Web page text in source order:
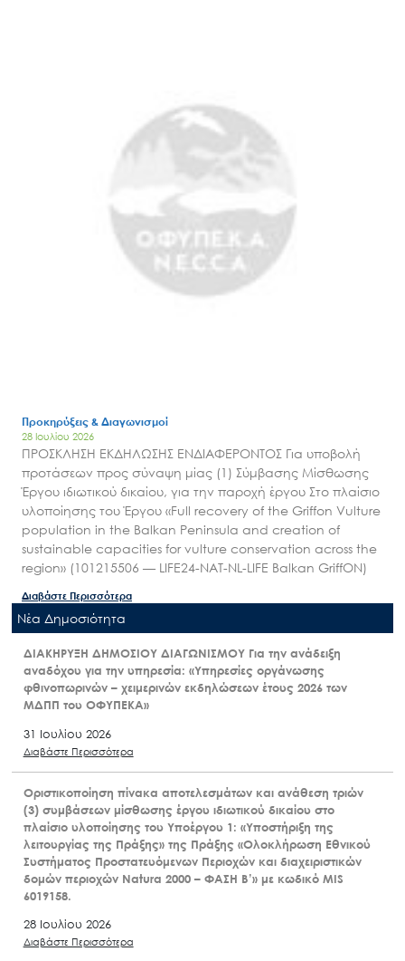
Προκηρύξεις & Διαγωνισμοί
28 Ιουλίου 2026
ΠΡΟΣΚΛΗΣΗ ΕΚΔΗΛΩΣΗΣ ΕΝΔΙΑΦΕΡΟΝΤΟΣ Για υποβολή
προτάσεων προς σύναψη μίας (1) Σύμβασης Μίσθωσης
Έργου ιδιωτικού δικαίου, για την παροχή έργου Στο πλαίσιο
υλοποίησης του Έργου «Full recovery of the Griffon Vulture
population in the Balkan Peninsula and creation of
sustainable capacities for vulture conservation across the
region» (101215506 — LIFE24-NAT-NL-LIFE Balkan GriffON)
Διαβάστε Περισσότερα
Nέα Δημοσιότητα
ΔΙΑΚΗΡΥΞΗ ΔΗΜΟΣΙΟΥ ΔΙΑΓΩΝΙΣΜΟΥ Για την ανάδειξη
αναδόχου για την υπηρεσία: «Υπηρεσίες οργάνωσης
φθινοπωρινών – χειμερινών εκδηλώσεων έτους 2026 των
ΜΔΠΠ του ΟΦΥΠΕΚΑ»
31 Ιουλίου 2026
Διαβάστε Περισσότερα
Οριστικοποίηση πίνακα αποτελεσμάτων και ανάθεση τριών
(3) συμβάσεων μίσθωσης έργου ιδιωτικού δικαίου στο
πλαίσιο υλοποίησης του Υποέργου 1: «Υποστήριξη της
λειτουργίας της Πράξης» της Πράξης «Ολοκλήρωση Εθνικού
Συστήματος Προστατευόμενων Περιοχών και διαχειριστικών
δομών περιοχών Natura 2000 – ΦΑΣΗ Β’» με κωδικό MIS
6019158.
28 Ιουλίου 2026
Διαβάστε Περισσότερα